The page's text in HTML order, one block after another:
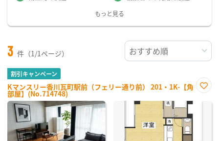
もっと見る
3 件（1/1ページ）
割引キャンペーン
Kマンスリー香川瓦町駅前（フェリー通り前） 201・1K-【角
部屋】(No.714748)
に入